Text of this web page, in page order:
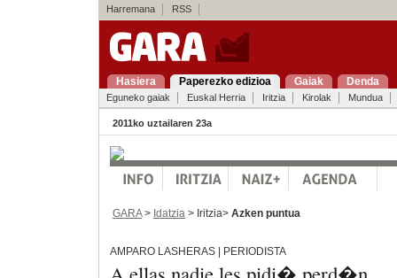
Harremana RSS
Hasiera Paperezko edizioa Gaiak Denda
Eguneko gaiak Euskal Herria Iritzia Kirolak Mundua
2011ko uztailaren 23a
GARA> Idatzia > Iritzia> Azken puntua
AMPARO LASHERAS | PERIODISTA